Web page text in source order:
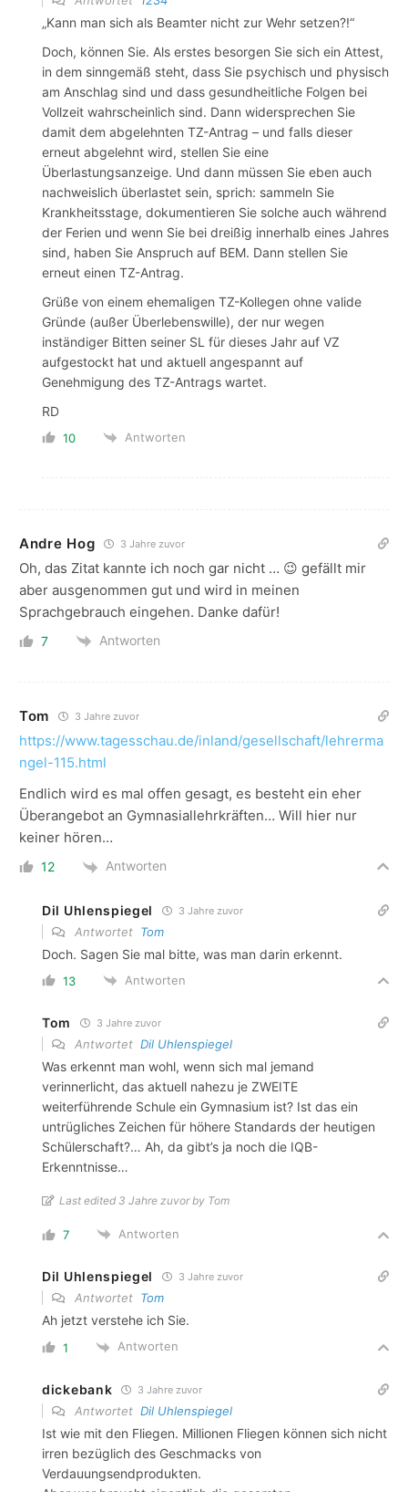
„Kann man sich als Beamter nicht zur Wehr setzen?!“
Doch, können Sie. Als erstes besorgen Sie sich ein Attest,
in dem sinngemäß steht, dass Sie psychisch und physisch
am Anschlag sind und dass gesundheitliche Folgen bei
Vollzeit wahrscheinlich sind. Dann widersprechen Sie
damit dem abgelehnten TZ-Antrag – und falls dieser
erneut abgelehnt wird, stellen Sie eine
Überlastungsanzeige. Und dann müssen Sie eben auch
nachweislich überlastet sein, sprich: sammeln Sie
Krankheitsstage, dokumentieren Sie solche auch während
der Ferien und wenn Sie bei dreißig innerhalb eines Jahres
sind, haben Sie Anspruch auf BEM. Dann stellen Sie
erneut einen TZ-Antrag.
Grüße von einem ehemaligen TZ-Kollegen ohne valide
Gründe (außer Überlebenswille), der nur wegen
inständiger Bitten seiner SL für dieses Jahr auf VZ
aufgestockt hat und aktuell angespannt auf
Genehmigung des TZ-Antrags wartet.
RD
10 Antworten
Andre Hog 3 Jahre zuvor
Oh, das Zitat kannte ich noch gar nicht … 😉 gefällt mir
aber ausgenommen gut und wird in meinen
Sprachgebrauch eingehen. Danke dafür!
7 Antworten
Tom 3 Jahre zuvor
https://www.tagesschau.de/inland/gesellschaft/lehrerma
ngel-115.html
Endlich wird es mal offen gesagt, es besteht ein eher
Überangebot an Gymnasiallehrkräften… Will hier nur
keiner hören…
12 Antworten
Dil Uhlenspiegel 3 Jahre zuvor
Antwortet Tom
Doch. Sagen Sie mal bitte, was man darin erkennt.
13 Antworten
Tom 3 Jahre zuvor
Antwortet Dil Uhlenspiegel
Was erkennt man wohl, wenn sich mal jemand
verinnerlicht, das aktuell nahezu je ZWEITE
weiterführende Schule ein Gymnasium ist? Ist das ein
untrügliches Zeichen für höhere Standards der heutigen
Schülerschaft?… Ah, da gibt’s ja noch die IQB-
Erkenntnisse…
Last edited 3 Jahre zuvor by Tom
7 Antworten
Dil Uhlenspiegel 3 Jahre zuvor
Antwortet Tom
Ah jetzt verstehe ich Sie.
1 Antworten
dickebank 3 Jahre zuvor
Antwortet Dil Uhlenspiegel
Ist wie mit den Fliegen. Millionen Fliegen können sich nicht
irren bezüglich des Geschmacks von
Verdauungsendprodukten.